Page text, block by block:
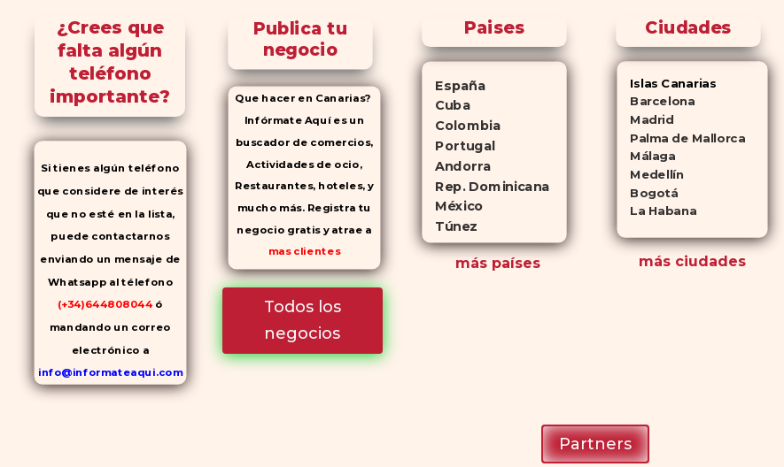
¿Crees que
falta algún
teléfono
importante?
Si tienes algún teléfono
que considere de interés
que no esté en la lista,
puede contactarnos
enviando un mensaje de
Whatsapp al télefono
(+34)644808044 ó
mandando un correo
electrónico a
info@informateaqui.com
Mientras que antes la
Publica tu
negocio
Que hacer en Canarias?
Infórmate Aquí es un
buscador de comercios,
Actividades de ocio,
Restaurantes, hoteles, y
mucho más. Registra tu
negocio gratis y atrae a
mas clientes
Todos los
negocios
Paises
España
Cuba
Colombia
Portugal
Andorra
Rep. Dominicana
México
Túnez
más países
Ciudades
Islas Canarias
Barcelona
Madrid
Palma de Mallorca
Málaga
Medellín
Bogotá
La Habana
más ciudades
Partners